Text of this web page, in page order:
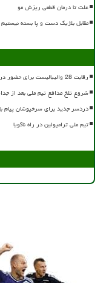
علت تا درمان قطعی ریزش مو
مقابل بلژیک دست و پا بسته نیستیم
رقابت 28 والیبالیست برای حضور در لیست نهائی تیم ملی
شروع تلخ مدافع تیم ملی بعد از
دردسر جدید برای سرخپوشان پیام
تیم ملی ترامپولین در راه ناگویا